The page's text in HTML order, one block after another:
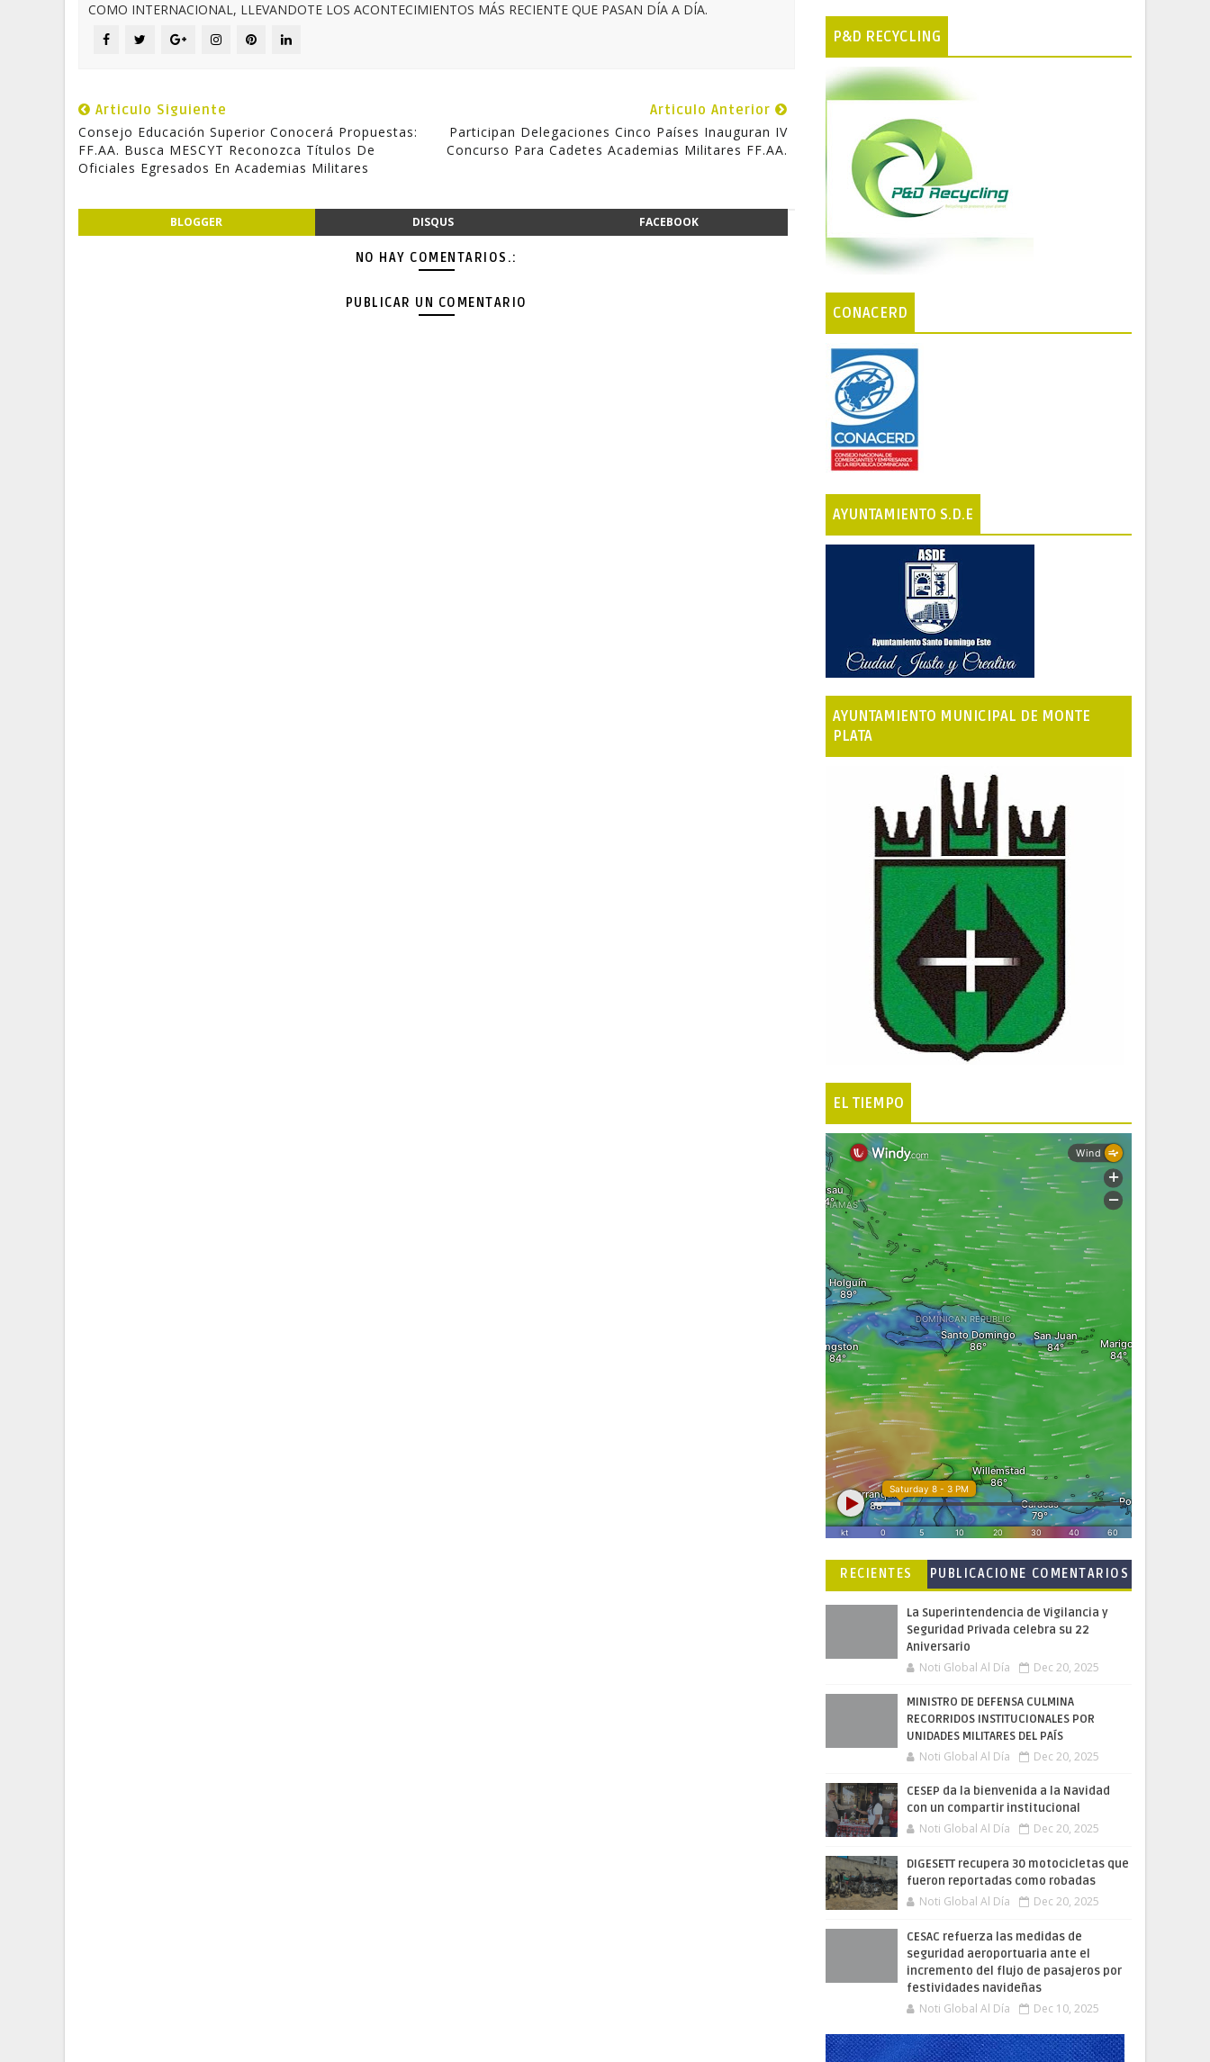
COMO INTERNACIONAL, LLEVANDOTE LOS ACONTECIMIENTOS MÁS RECIENTE QUE PASAN DÍA A DÍA.
Articulo Siguiente
Consejo Educación Superior Conocerá Propuestas:
FF.AA. Busca MESCYT Reconozca Títulos De
Oficiales Egresados En Academias Militares
Articulo Anterior
Participan Delegaciones Cinco Países Inauguran IV
Concurso Para Cadetes Academias Militares FF.AA.
BLOGGER DISQUS FACEBOOK
NO HAY COMENTARIOS.:
PUBLICAR UN COMENTARIO
P&D RECYCLING
CONACERD
AYUNTAMIENTO S.D.E
AYUNTAMIENTO MUNICIPAL DE MONTE
PLATA
EL TIEMPO
RECIENTES
PUBLICACIONE COMENTARIOS
La Superintendencia de Vigilancia y
Seguridad Privada celebra su 22
Aniversario
Noti Global Al Día Dec 20, 2025
MINISTRO DE DEFENSA CULMINA
RECORRIDOS INSTITUCIONALES POR
UNIDADES MILITARES DEL PAÍS
Noti Global Al Día Dec 20, 2025
CESEP da la bienvenida a la Navidad
con un compartir institucional
Noti Global Al Día Dec 20, 2025
DIGESETT recupera 30 motocicletas que
fueron reportadas como robadas
Noti Global Al Día Dec 20, 2025
CESAC refuerza las medidas de
seguridad aeroportuaria ante el
incremento del flujo de pasajeros por
festividades navideñas
Noti Global Al Día Dec 10, 2025